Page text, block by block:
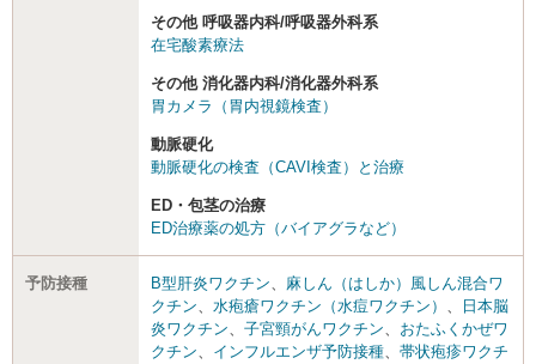
その他 呼吸器内科/呼吸器外科系
在宅酸素療法
その他 消化器内科/消化器外科系
胃カメラ（胃内視鏡検査）
動脈硬化
動脈硬化の検査（CAVI検査）と治療
ED・包茎の治療
ED治療薬の処方（バイアグラなど）
予防接種 B型肝炎ワクチン、 麻しん（はしか）風しん混合ワ
クチン、 水疱瘡ワクチン（水痘ワクチン） 、
日本脳
炎ワクチン、 子宮頸がんワクチン、 おたふくかぜワ
クチン、 インフルエンザ予防接種、 帯状疱疹ワクチ